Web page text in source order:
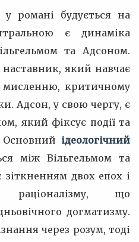
у романі будується на
є динаміка
та Адсоном.
наставник, який навчає
мисленню, критичному
Адсон, у свою чергу, є
який фіксує події та
ідеологічний
між Вільгельмом та
двох епох і
раціоналізму, що
догматизму.
через розум, тоді